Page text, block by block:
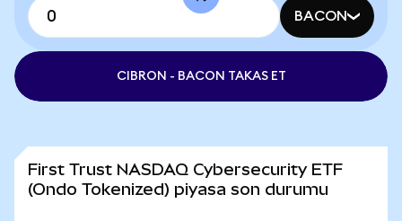
BACON
CIBRON - BACON TAKAS ET
First Trust NASDAQ Cybersecurity ETF
(Ondo Tokenized) piyasa son durumu